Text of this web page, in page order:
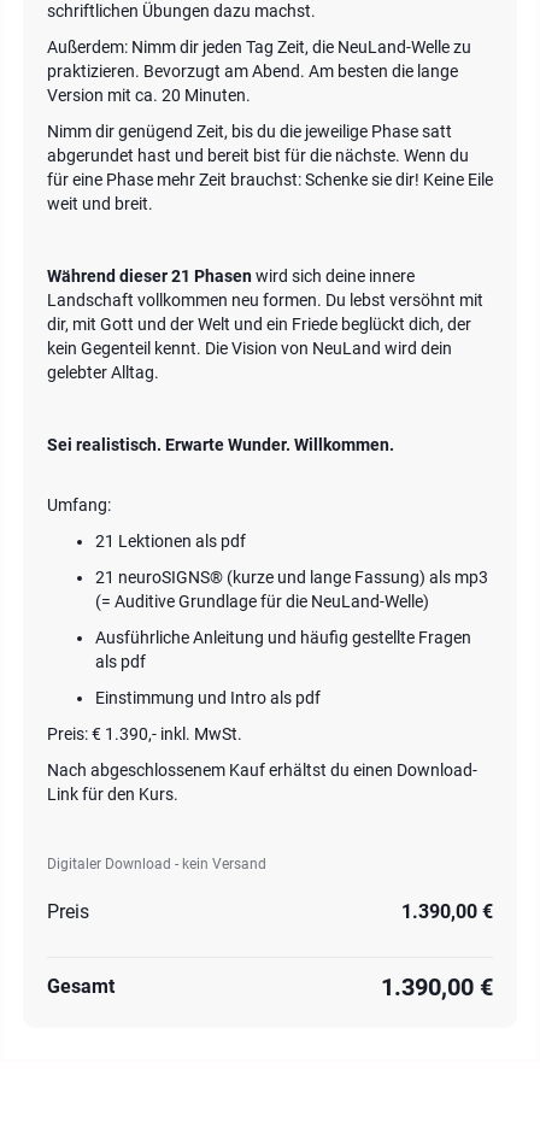
schriftlichen Übungen dazu machst.
Außerdem: Nimm dir jeden Tag Zeit, die NeuLand-Welle zu
praktizieren. Bevorzugt am Abend. Am besten die lange
Version mit ca. 20 Minuten.
Nimm dir genügend Zeit, bis du die jeweilige Phase satt
abgerundet hast und bereit bist für die nächste. Wenn du
für eine Phase mehr Zeit brauchst: Schenke sie dir! Keine Eile
weit und breit.
Während dieser 21 Phasenwird sich deine innere
Landschaft vollkommen neu formen. Du lebst versöhnt mit
dir, mit Gott und der Welt und ein Friede beglückt dich, der
kein Gegenteil kennt. Die Vision von NeuLand wird dein
gelebter Alltag.
Sei realistisch. Erwarte Wunder. Willkommen.
Umfang:
21 Lektionen als pdf
21 neuroSIGNS® (kurze und lange Fassung) als mp3
(= Auditive Grundlage für die NeuLand-Welle)
Ausführliche Anleitung und häufig gestellte Fragen
als pdf
Einstimmung und Intro als pdf
Preis: € 1.390,- inkl. MwSt.
Nach abgeschlossenem Kauf erhältst du einen Download-
Link für den Kurs.
Digitaler Download - kein Versand
Preis 1.390,00 €
Gesamt 1.390,00 €